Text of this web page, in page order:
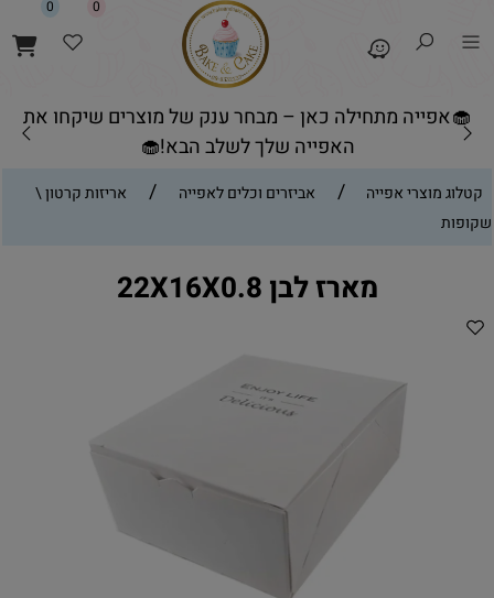
🧁אפייה מתחילה כאן – מבחר ענק של מוצרים שיקחו את
האפייה שלך לשלב הבא!🧁
0 0
קטלוג מוצרי אפייה / אביזרים וכלים לאפייה /
אריזות קרטון \
שקופות
מארז לבן 22X16X0.8